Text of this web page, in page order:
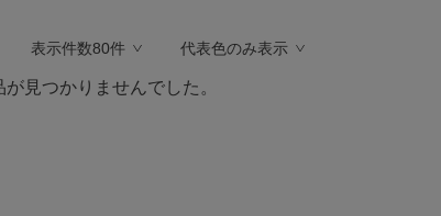
表示件数80件 代表色のみ表示
見つかりませんでした。